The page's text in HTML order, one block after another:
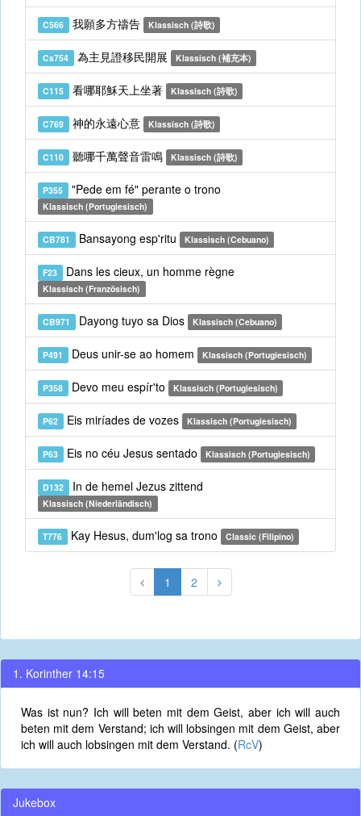
C566 我願多方禱告 Klassisch (詩歌)
Cs754 為主見證移民開展 Klassisch (補充本)
C115 看哪耶穌天上坐著 Klassisch (詩歌)
C769 神的永遠心意 Klassisch (詩歌)
C110 聽哪千萬聲音雷鳴 Klassisch (詩歌)
P355 "Pede em fé" perante o trono
Klassisch (Portugiesisch)
CB781 Bansayong esp'ritu Klassisch (Cebuano)
F23 Dans les cieux, un homme règne
Klassisch (Französisch)
CB971 Dayong tuyo sa Dios Klassisch (Cebuano)
P491 Deus unir-se ao homem Klassisch (Portugiesisch)
P358 Devo meu espír'to Klassisch (Portugiesisch)
P62 Eis miríades de vozes Klassisch (Portugiesisch)
P63 Eis no céu Jesus sentado Klassisch (Portugiesisch)
D132 In de hemel Jezus zittend
Klassisch (Niederländisch)
T776 Kay Hesus, dum'log sa trono Classic (Filipino)
1 2
1. Korinther 14:15
Was ist nun? Ich will beten mit dem Geist, aber ich will auch
beten mit dem Verstand; ich will lobsingen mit dem Geist, aber
ich will auch lobsingen mit dem Verstand. (RcV)
Jukebox